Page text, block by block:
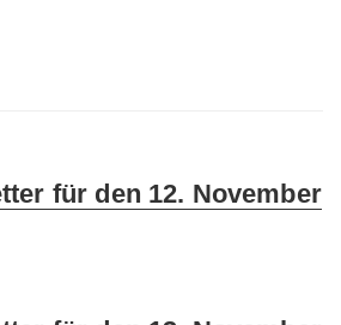
für den 12. November